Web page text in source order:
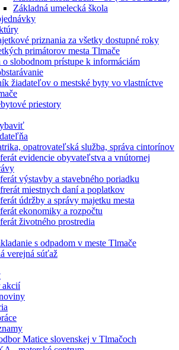
Základná umelecká škola
priznania za všetky dostupné roky
primátorov mesta Tlmače
o slobodnom prístupe k informáciám
žiadateľov o mestské byty vo vlastníctve
priestory
opatrovateľská služba, správa cintorínov
evidencie obyvateľstva a vnútornej
výstavby a stavebného poriadku
miestnych daní a poplatkov
údržby a správy majetku mesta
ekonomiky a rozpočtu
životného prostredia
s odpadom v meste Tlmače
verejná súťaž
akcií
Matice slovenskej v Tlmačoch